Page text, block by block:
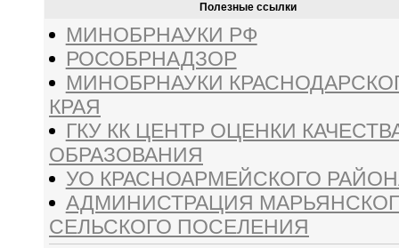
Полезные ссылки
МИНОБРНАУКИ РФ
РОСОБРНАДЗОР
МИНОБРНАУКИ
КРАЯ
ГКУ КК ЦЕНТР ОЦЕНКИ
ОБРАЗОВАНИЯ
УО КРАСНОАРМЕЙСКОГО
АДМИНИСТРАЦИЯ
СЕЛЬСКОГО ПОСЕЛЕНИЯ